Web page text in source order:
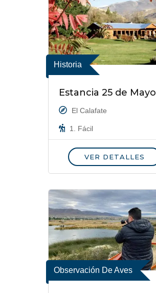
Historia
Estancia 25 de Mayo
El Calafate
1. Fácil
VER DETALLES
Observación De Aves